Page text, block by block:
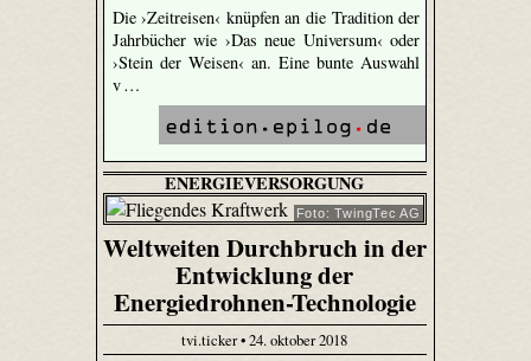
Die ›Zeitreisen‹ knüpfen an die Tradition der
Jahrbücher wie ›Das neue Universum‹ oder
›Stein der Weisen‹ an. Eine bunte Auswahl
v …
ENERGIEVERSORGUNG
Foto: TwingTec AG
Weltweiten Durchbruch in der
Entwicklung der
Energiedrohnen-Technologie
tvi.ticker • 24. oktober 2018